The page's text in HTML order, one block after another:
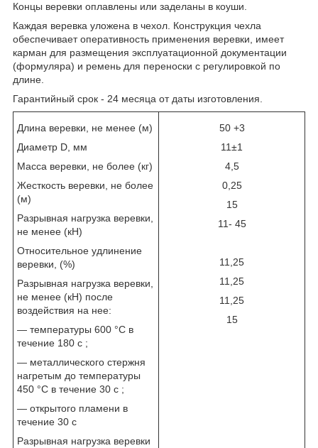
Концы веревки оплавлены или заделаны в коуши.
Каждая веревка уложена в чехол. Конструкция чехла
обеспечивает оперативность применения веревки, имеет
карман для размещения эксплуатационной документации
(формуляра) и ремень для переноски с регулировкой по
длине.
Гарантийный срок - 24 месяца от даты изготовления.
Длина веревки, не менее (м)
Диаметр D, мм
Масса веревки, не более (кг)
Жесткость веревки, не более
(м)
Разрывная нагрузка веревки,
не менее (кН)
Относительное удлинение
веревки, (%)
Разрывная нагрузка веревки,
не менее (кН) после
воздействия на нее:
— температуры 600 °С в
течение 180 с ;
— металлического стержня
нагретым до температуры
450 °С в течение 30 с ;
— открытого пламени в
течение 30 с
Разрывная нагрузка веревки
50 +3
11±1
4,5
0,25
15
11- 45
11,25
11,25
11,25
15